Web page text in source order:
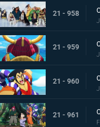
21 - 958
21 - 959
21 - 960
21 - 961